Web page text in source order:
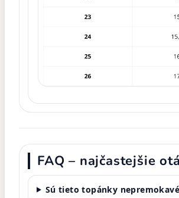
FAQ – najčastejšie
Sú tieto topánky